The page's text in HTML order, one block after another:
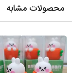
محصولات مشابه